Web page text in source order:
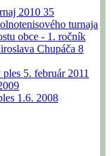
2010 35
turnaja
obce - 1. ročník
Chupáča 8
5. február 2011
1.6. 2008